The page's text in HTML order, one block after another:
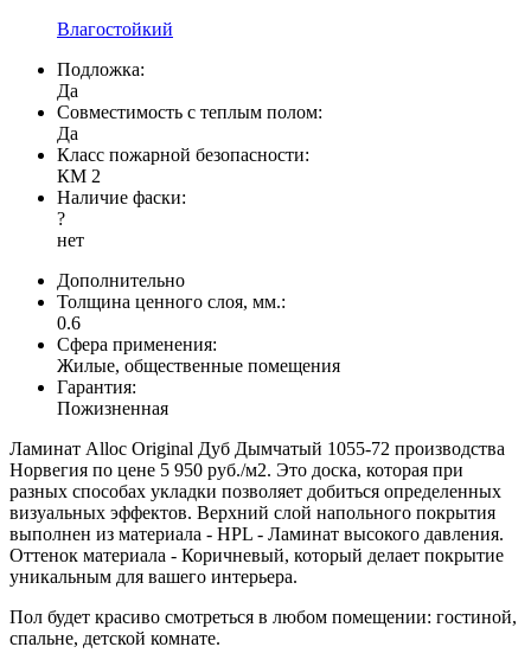
Влагостойкий
Подложка:
Да
Совместимость с теплым полом:
Да
Класс пожарной безопасности:
КМ 2
Наличие фаски:
?
нет
Дополнительно
Толщина ценного слоя, мм.:
0.6
Сфера применения:
Жилые, общественные помещения
Гарантия:
Пожизненная
Ламинат Alloc Original Дуб Дымчатый 1055-72 производства
Норвегия по цене 5 950 руб./м2. Это доска, которая при
разных способах укладки позволяет добиться определенных
визуальных эффектов. Верхний слой напольного покрытия
выполнен из материала - HPL - Ламинат высокого давления.
Оттенок материала - Коричневый, который делает покрытие
уникальным для вашего интерьера.
Пол будет красиво смотреться в любом помещении: гостиной,
спальне, детской комнате.